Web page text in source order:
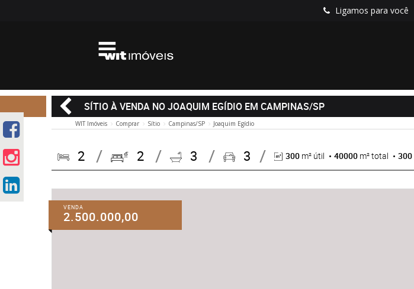
Ligamos para você
SÍTIO À VENDA NO JOAQUIM EGÍDIO EM CAMPINAS/SP
WIT Imóveis Comprar Sítio Campinas/SP Joaquim Egídio
2 2 3 3 300 m² útil 40000 m² total 300
VENDA
2.500.000,00